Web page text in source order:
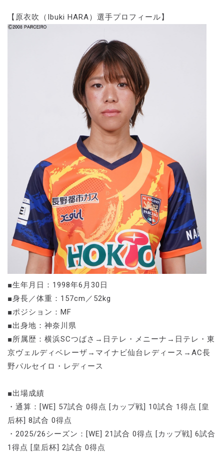
【原衣吹（Ibuki HARA）選手プロフィール】
■生年月日：1998年6月30日
■身長／体重：157cm／52kg
■ポジション：MF
■出身地：神奈川県
■所属歴：横浜SCつばさ→日テレ・メニーナ→日テレ・東
京ヴェルディベレーザ→マイナビ仙台レディース→AC長
野パルセイロ・レディース
■出場成績
・通算：[WE] 57試合 0得点 [カップ戦] 10試合 1得点 [皇
后杯] 8試合 0得点
・2025/26シーズン：[WE] 21試合 0得点 [カップ戦] 6試合
1得点 [皇后杯] 2試合 0得点